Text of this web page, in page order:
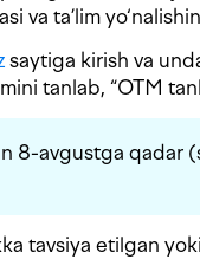
va ta’lim
saytiga kirish va
tanlab, “OTM
8-avgustga qadar
tavsiya etilgan